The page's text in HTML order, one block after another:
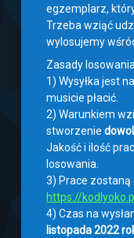
egzemplarz,
Trzeba wziąć
wylosujemy
Zasady
1) Wysyłka jest
musicie płacić.
2) Warunkiem
stworzenie
Jakość i ilość
losowania.
3) Prace
https://
4) Czas na
listopada 2022